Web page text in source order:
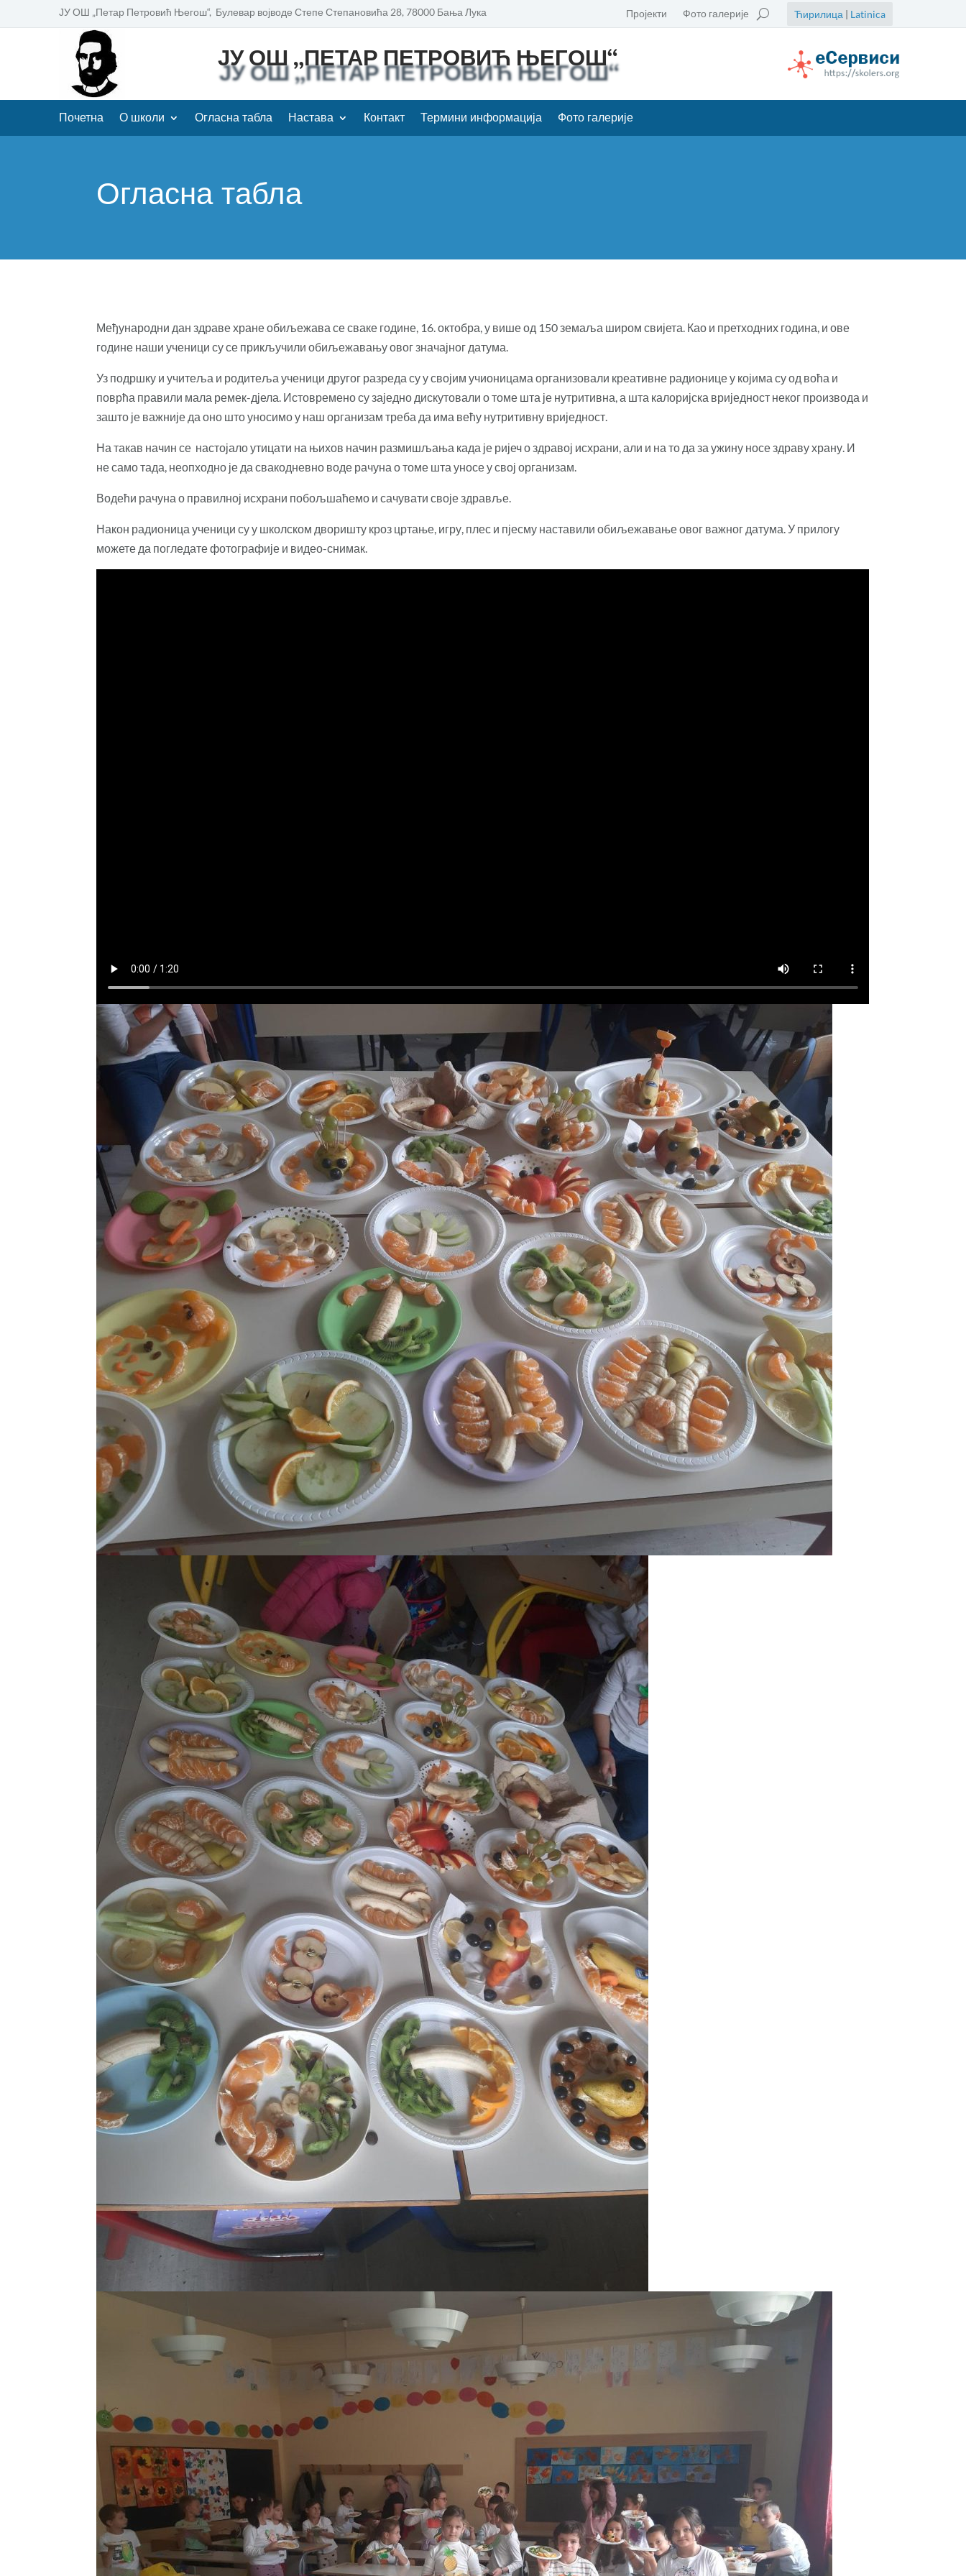
ЈУ ОШ „Петар Петровић Његош“, Булевар војводе Степе Степановића 28, 78000 Бања Лука Пројекти Фото галерије Ћирилица | Latinica
ЈУ ОШ „ПЕТАР ПЕТРОВИЋ ЊЕГОШ“
Почетна О школи Огласна табла Настава Контакт Термини информација Фото галерије
Огласна табла
Међународни дан здраве хране обиљежава се сваке године, 16. октобра, у више од 150 земаља широм свијета. Као и претходних година, и ове
године наши ученици су се прикључили обиљежавању овог значајног датума.
Уз подршку и учитеља и родитеља ученици другог разреда су у својим учионицама организовали креативне радионице у којима су од воћа и
поврћа правили мала ремек-дјела. Истовремено су заједно дискутовали о томе шта је нутритивна, а шта калоријска вриједност неког производа и
зашто је важније да оно што уносимо у наш организам треба да има већу нутритивну вриједност.
На такав начин се настојало утицати на њихов начин размишљања када је ријеч о здравој исхрани, али и на то да за ужину носе здраву храну. И
не само тада, неопходно је да свакодневно воде рачуна о томе шта уносе у свој организам.
Водећи рачуна о правилној исхрани побољшаћемо и сачувати своје здравље.
Након радионица ученици су у школском дворишту кроз цртање, игру, плес и пјесму наставили обиљежавање овог важног датума. У прилогу
можете да погледате фотографије и видео-снимак.